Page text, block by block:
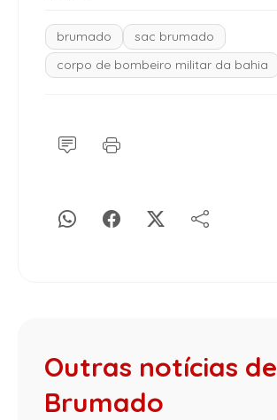
brumado
sac brumado
corpo de bombeiro militar da bahia
Outras notícias de
Brumado